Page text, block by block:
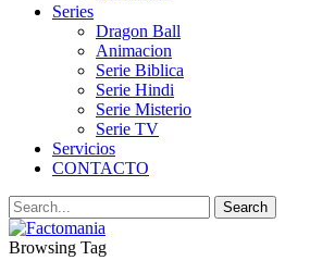
Series
Dragon Ball
Animacion
Serie Biblica
Serie Hindi
Serie Misterio
Serie TV
Servicios
CONTACTO
Browsing Tag